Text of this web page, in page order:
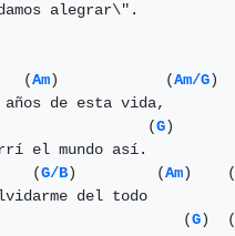
alegrar\".
(Am)            (Am/G)
años de esta vida,
(G)
el mundo así.
(G/B)         (Am)    (
del todo
(G)  (